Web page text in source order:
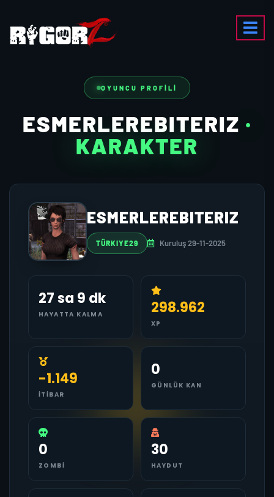
OYUNCU PROFILI
ESMERLEREBITERIZ ·
KARAKTER
ESMERLEREBITERIZ
TÜRKIYE29 Kuruluş 29-11-2025
27 sa 9 dk
HAYATTA KALMA 298.962
XP
-1.149
İTIBAR
0
GÜNLÜK KAN
0
ZOMBI
30
HAYDUT